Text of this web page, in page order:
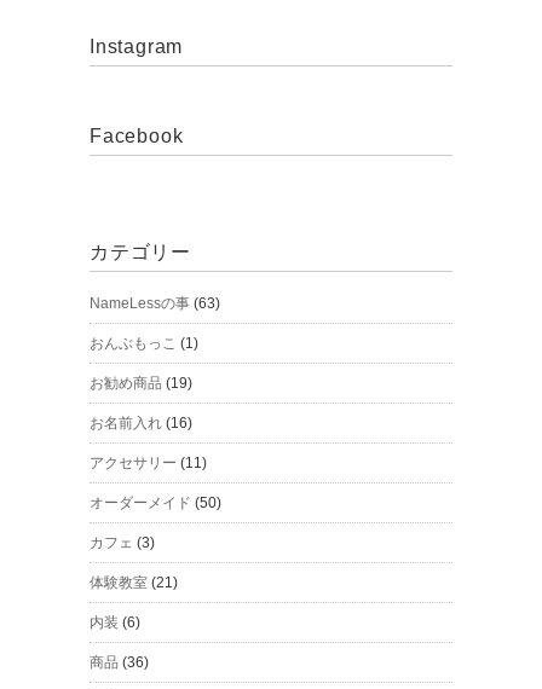
Instagram
Facebook
カテゴリー
NameLessの事 (63)
おんぶもっこ (1)
お勧め商品 (19)
お名前入れ (16)
アクセサリー (11)
オーダーメイド (50)
カフェ (3)
体験教室 (21)
内装 (6)
商品 (36)